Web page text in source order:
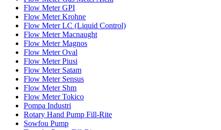
Flow Meter GPI
Flow Meter Krohne
Flow Meter LC (Liquid Control)
Flow Meter Macnaught
Flow Meter Magnos
Flow Meter Oval
Flow Meter Piusi
Flow Meter Satam
Flow Meter Sensus
Flow Meter Shm
Flow Meter Tokico
Pompa Industri
Rotary Hand Pump Fill-Rite
Sowfou Pump